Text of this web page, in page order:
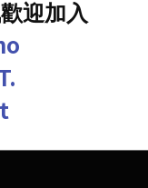
迎加入